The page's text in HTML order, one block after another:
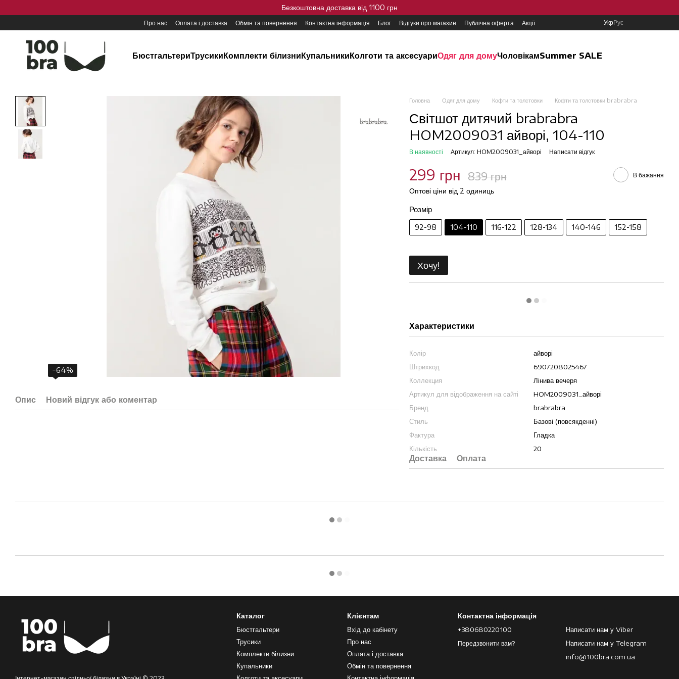
Безкоштовна доставка від 1100 грн
Про нас Оплата і доставка Обмін та повернення Контактна інформація Блог Відгуки про магазин Публічна оферта Акції УкрРус
БюстгальтериТрусикиКомплекти білизниКупальникиКолготи та аксесуариОдяг для домуЧоловікамSummer SALE
−64%
Опис Новий відгук або коментар
Головна Одяг для дому Кофти та толстовки Кофти та толстовки brabrabra
Світшот дитячий brabrabra
HOM2009031 айворі, 104-110
В наявності Артикул: HOM2009031_айворі Написати відгук
299 грн 839 грн В бажання
Оптові ціни від 2 одиниць
Розмір
92-98 104-110 116-122 128-134 140-146 152-158
Хочу!
Характеристики
Колір
айворі
Штрихкод
6907208025467
Коллекция
Лінива вечеря
Артикул для відображення на сайті
HOM2009031_айворі
Бренд
brabrabra
Стиль
Базові (повсякденні)
Фактура
Гладка
Кількість
20
Доставка Оплата
Каталог
Бюстгальтери
Трусики
Комплекти білизни
Купальники
Клієнтам
Вхід до кабінету
Про нас
Оплата і доставка
Обмін та повернення
Контактна інформація
+380680220100
Передзвонити вам?
Написати нам у Viber
Написати нам у Telegram
info@100bra.com.ua